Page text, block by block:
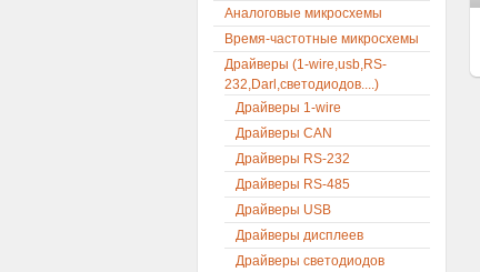
Аналоговые микросхемы
Время-частотные микросхемы
Драйверы (1-wire,usb,RS-
232,Darl,светодиодов....)
Драйверы 1-wire
Драйверы CAN
Драйверы RS-232
Драйверы RS-485
Драйверы USB
Драйверы дисплеев
Драйверы светодиодов